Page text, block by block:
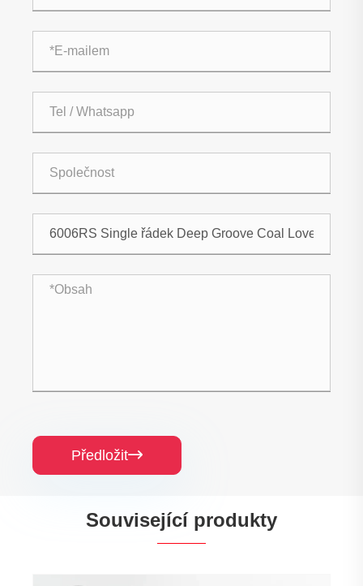
Předložit
Související produkty